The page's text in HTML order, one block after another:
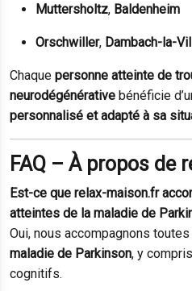
Muttersholtz, Baldenheim
Orschwiller, Dambach-la-
Chaque personne atteinte de
neurodégénérative bénéficie
personnalisé et adapté à sa
FAQ – À propos de
Est-ce que relax-maison.fr
atteintes de la maladie de
Oui, nous accompagnons
maladie de Parkinson, y
cognitifs.